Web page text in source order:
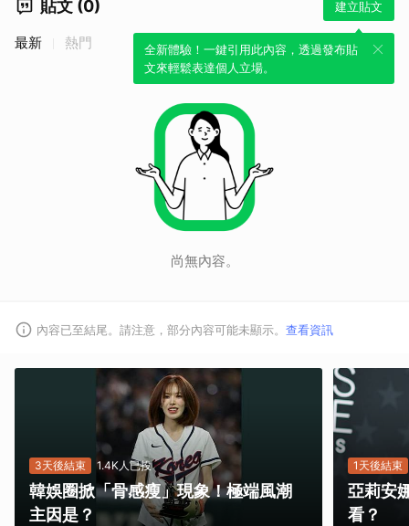
貼文 (0) 建立貼文
全新體驗！一鍵引用此內容，透過發布貼
文來輕鬆表達個人立場。
最新 熱門
尚無內容。
內容已至結尾。請注意，部分內容可能未顯示。 查看資訊
3天後結束 1.4K人已投
韓娛圈掀「骨感瘦」現象！極端風潮
主因是？
1天後結束
亞莉安
看？